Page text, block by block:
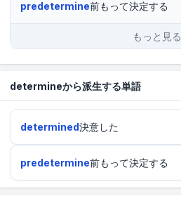
predetermine前もって決定する
もっと見る
determineから派生する単語
determined決意した
predetermine前もって決定する